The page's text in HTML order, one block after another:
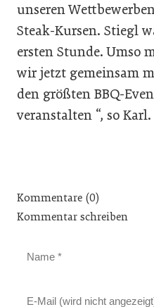
unseren
Steak-Kursen. Stiegl
ersten Stunde. Umso
wir jetzt gemeinsam
den größten BBQ-
veranstalten “, so Karl.
Kommentare (0)
Kommentar schreiben